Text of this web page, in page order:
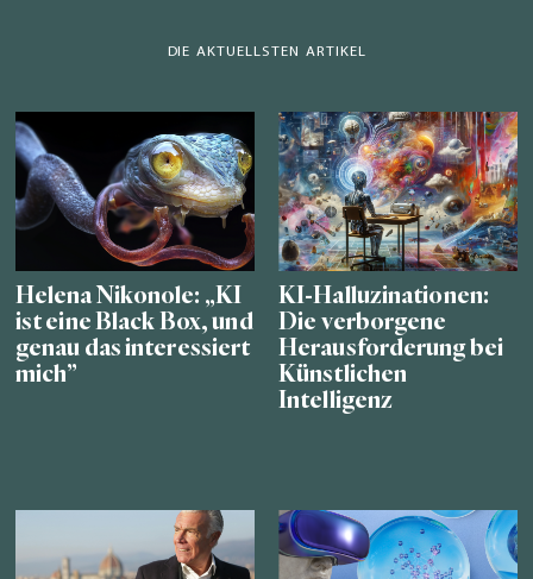
DIE AKTUELLSTEN ARTIKEL
Helena Nikonole: „KI
ist eine Black Box, und
genau das interessiert
mich”
KI-Halluzinationen:
Die verborgene
Herausforderung bei
Künstlichen
Intelligenz